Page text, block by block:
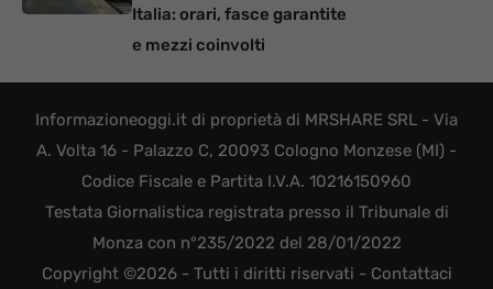
Italia: orari, fasce garantite
e mezzi coinvolti
Informazioneoggi.it di proprietà di MRSHARE SRL - Via
A. Volta 16 - Palazzo C, 20093 Cologno Monzese (MI) -
Codice Fiscale e Partita I.V.A. 10216150960
Testata Giornalistica registrata presso il Tribunale di
Monza con n°235/2022 del 28/01/2022
Copyright ©2026 - Tutti i diritti riservati - Contattaci